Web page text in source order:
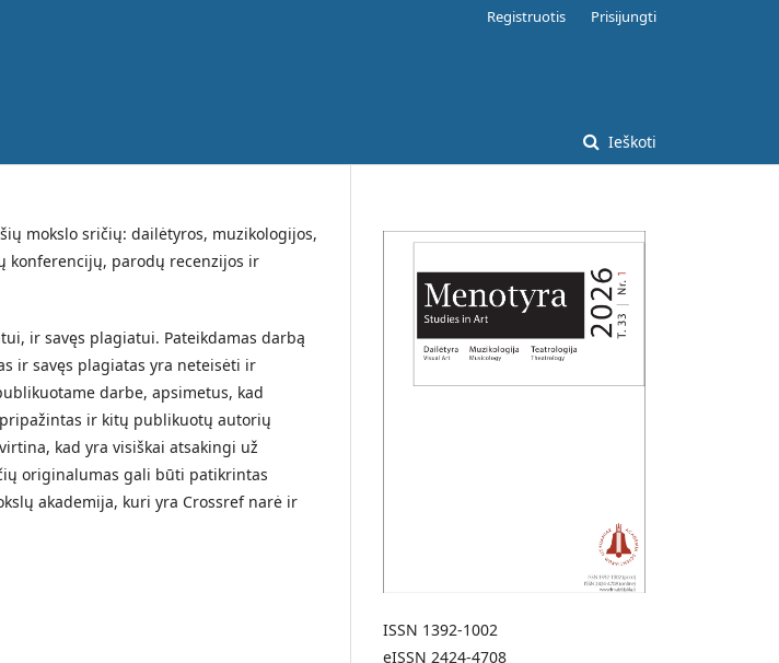
Ieškoti
Registruotis Prisijungti
mokslo sričių: dailėtyros, muzikologijos,
konferencijų, parodų recenzijos ir
ir savęs plagiatui. Pateikdamas darbą
ir savęs plagiatas yra neteisėti ir
darbe, apsimetus, kad
ir kitų publikuotų autorių
kad yra visiškai atsakingi už
originalumas gali būti patikrintas
akademija, kuri yra Crossref narė ir
ISSN 1392-1002
eISSN 2424-4708